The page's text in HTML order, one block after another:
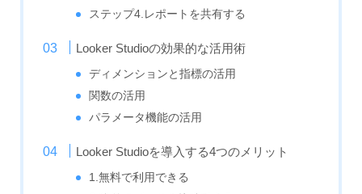
ステップ4.レポートを共有する
Looker Studioの効果的な活用術
ディメンションと指標の活用
関数の活用
パラメータ機能の活用
Looker Studioを導入する4つのメリット
1.無料で利用できる